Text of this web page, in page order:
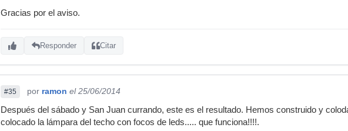
Gracias por el aviso.
Responder Citar
#35 por ramon el 25/06/2014
Después del sábado y San Juan currando, este es el resultado. Hemos construido y
colocado la lámpara del techo con focos de leds..... que funciona!!!!.